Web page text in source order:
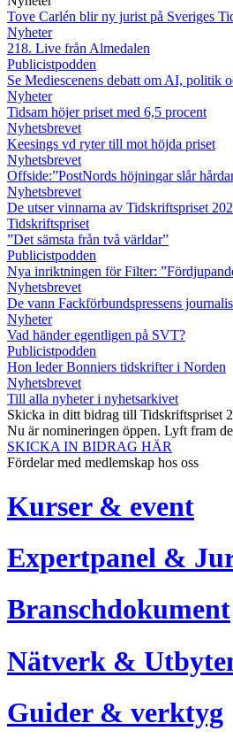
Tove Carlén blir ny jurist på Sveriges
Nyheter
218. Live från Almedalen
Publicistpodden
Se Mediescenens debatt om AI, politik
Nyheter
Tidsam höjer priset med 6,5 procent
Nyhetsbrevet
Keesings vd ryter till mot höjda priset
Nyhetsbrevet
Offside:”PostNords höjningar slår
Nyhetsbrevet
De utser vinnarna av Tidskriftspriset
Tidskriftspriset
”Det sämsta från två världar”
Publicistpodden
Nya inriktningen för Filter:
Nyhetsbrevet
De vann Fackförbundspressens
Nyheter
Vad händer egentligen på SVT?
Publicistpodden
Hon leder Bonniers tidskrifter i Norden
Nyhetsbrevet
Till alla nyheter i nyhetsarkivet
Skicka in ditt bidrag till Tidskriftspriset
Nu är nomineringen öppen. Lyft fram
SKICKA IN BIDRAG HÄR
Fördelar med medlemskap hos oss
Kurser & event
Expertpanel &
Branschdokument
Nätverk &
Guider & verktyg